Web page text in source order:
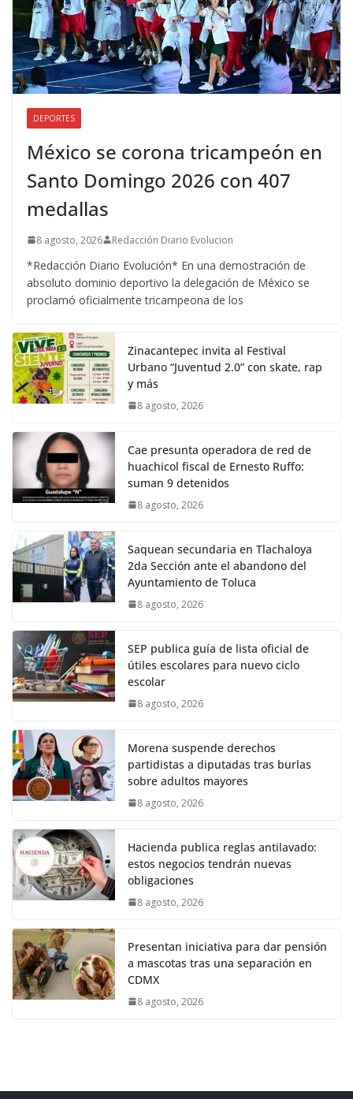
DEPORTES
México se corona tricampeón en
Santo Domingo 2026 con 407
medallas
8 agosto, 2026 Redacción Diario Evolucion
*Redacción Diario Evolución* En una demostración de
absoluto dominio deportivo la delegación de México se
proclamó oficialmente tricampeona de los
Zinacantepec invita al Festival
Urbano “Juventud 2.0” con skate, rap
y más
8 agosto, 2026
Cae presunta operadora de red de
huachicol fiscal de Ernesto Ruffo:
suman 9 detenidos
8 agosto, 2026
Saquean secundaria en Tlachaloya
2da Sección ante el abandono del
Ayuntamiento de Toluca
8 agosto, 2026
SEP publica guía de lista oficial de
útiles escolares para nuevo ciclo
escolar
8 agosto, 2026
Morena suspende derechos
partidistas a diputadas tras burlas
sobre adultos mayores
8 agosto, 2026
Hacienda publica reglas antilavado:
estos negocios tendrán nuevas
obligaciones
8 agosto, 2026
Presentan iniciativa para dar pensión
a mascotas tras una separación en
CDMX
8 agosto, 2026